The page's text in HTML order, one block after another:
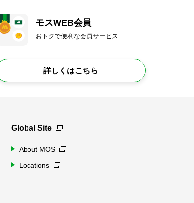
モスWEB会員
おトクで便利な会員サービス
詳しくはこちら
Global Site
About MOS
Locations